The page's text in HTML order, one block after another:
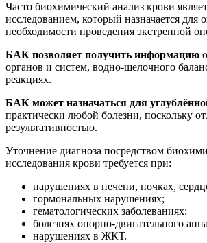
Часто биохимический анализ крови
исследованием, который назначается для
необходимости проведения экстренной
БАК позволяет получить информацию
органов и систем, водно-щелочного
реакциях.
БАК может назначаться для
практически любой болезни, поскольку
результативностью.
Уточнение диагноза посредством
исследования крови требуется при:
нарушениях в печени, почках,
гормональных нарушениях;
гематологических заболеваниях;
болезнях опорно-двигательного
нарушениях в ЖКТ.